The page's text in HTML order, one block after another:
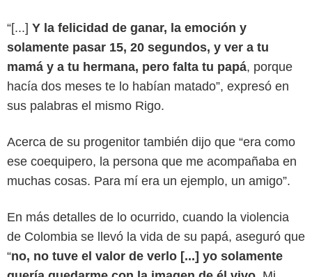
“[...] Y la felicidad de ganar, la emoción y
solamente pasar 15, 20 segundos, y ver a tu
mamá y a tu hermana, pero falta tu papá, porque
hacía dos meses te lo habían matado”, expresó en
sus palabras el mismo Rigo.
Acerca de su progenitor también dijo que “era como
ese coequipero, la persona que me acompañaba en
muchas cosas. Para mí era un ejemplo, un amigo”.
En más detalles de lo ocurrido, cuando la violencia
de Colombia se llevó la vida de su papá, aseguró que
“no, no tuve el valor de verlo [...] yo solamente